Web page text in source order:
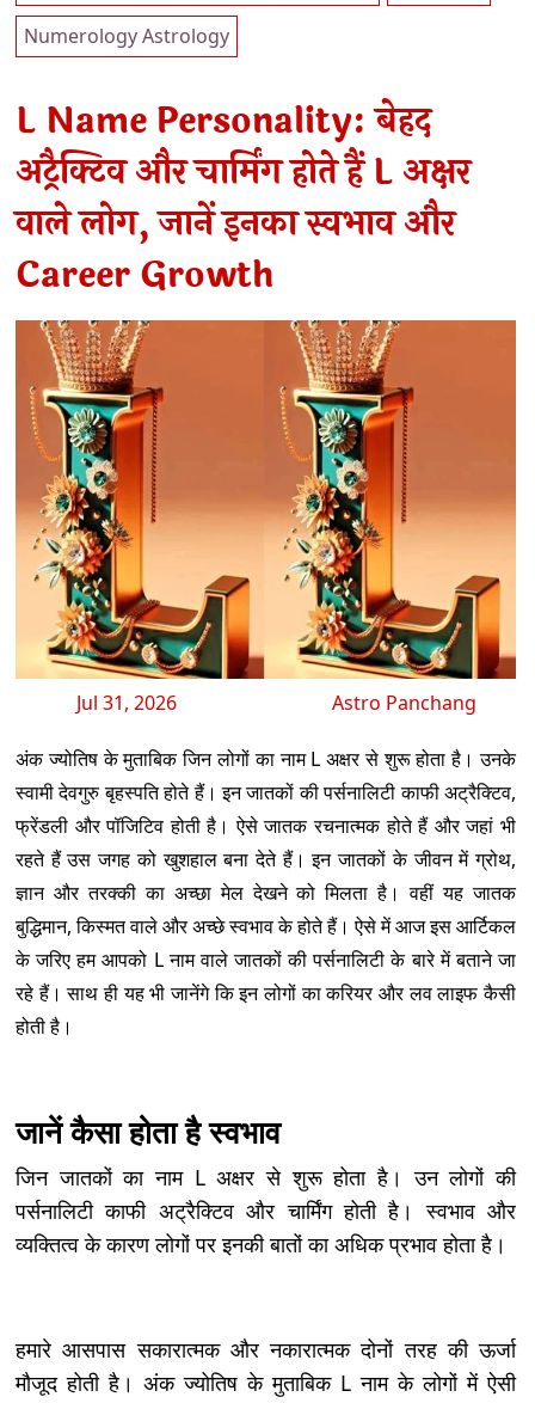
Numerology Astrology
L Name Personality: बेहद
अट्रैक्टिव और चार्मिंग होते हैं L अक्षर
वाले लोग, जानें इनका स्वभाव और
Career Growth
Jul 31, 2026 Astro Panchang
अंक ज्योतिष के मुताबिक जिन लोगों का नाम L अक्षर से शुरू होता है। उनके
स्वामी देवगुरु बृहस्पति होते हैं। इन जातकों की पर्सनालिटी काफी अट्रैक्टिव,
फ्रेंडली और पॉजिटिव होती है। ऐसे जातक रचनात्मक होते हैं और जहां भी
रहते हैं उस जगह को खुशहाल बना देते हैं। इन जातकों के जीवन में ग्रोथ,
ज्ञान और तरक्की का अच्छा मेल देखने को मिलता है। वहीं यह जातक
बुद्धिमान, किस्मत वाले और अच्छे स्वभाव के होते हैं। ऐसे में आज इस आर्टिकल
के जरिए हम आपको L नाम वाले जातकों की पर्सनालिटी के बारे में बताने जा
रहे हैं। साथ ही यह भी जानेंगे कि इन लोगों का करियर और लव लाइफ कैसी
होती है।
जानें कैसा होता है स्वभाव
जिन जातकों का नाम L अक्षर से शुरू होता है। उन लोगों की
पर्सनालिटी काफी अट्रैक्टिव और चार्मिंग होती है। स्वभाव और
व्यक्तित्व के कारण लोगों पर इनकी बातों का अधिक प्रभाव होता है।
हमारे आसपास सकारात्मक और नकारात्मक दोनों तरह की ऊर्जा
मौजूद होती है। अंक ज्योतिष के मुताबिक L नाम के लोगों में ऐसी